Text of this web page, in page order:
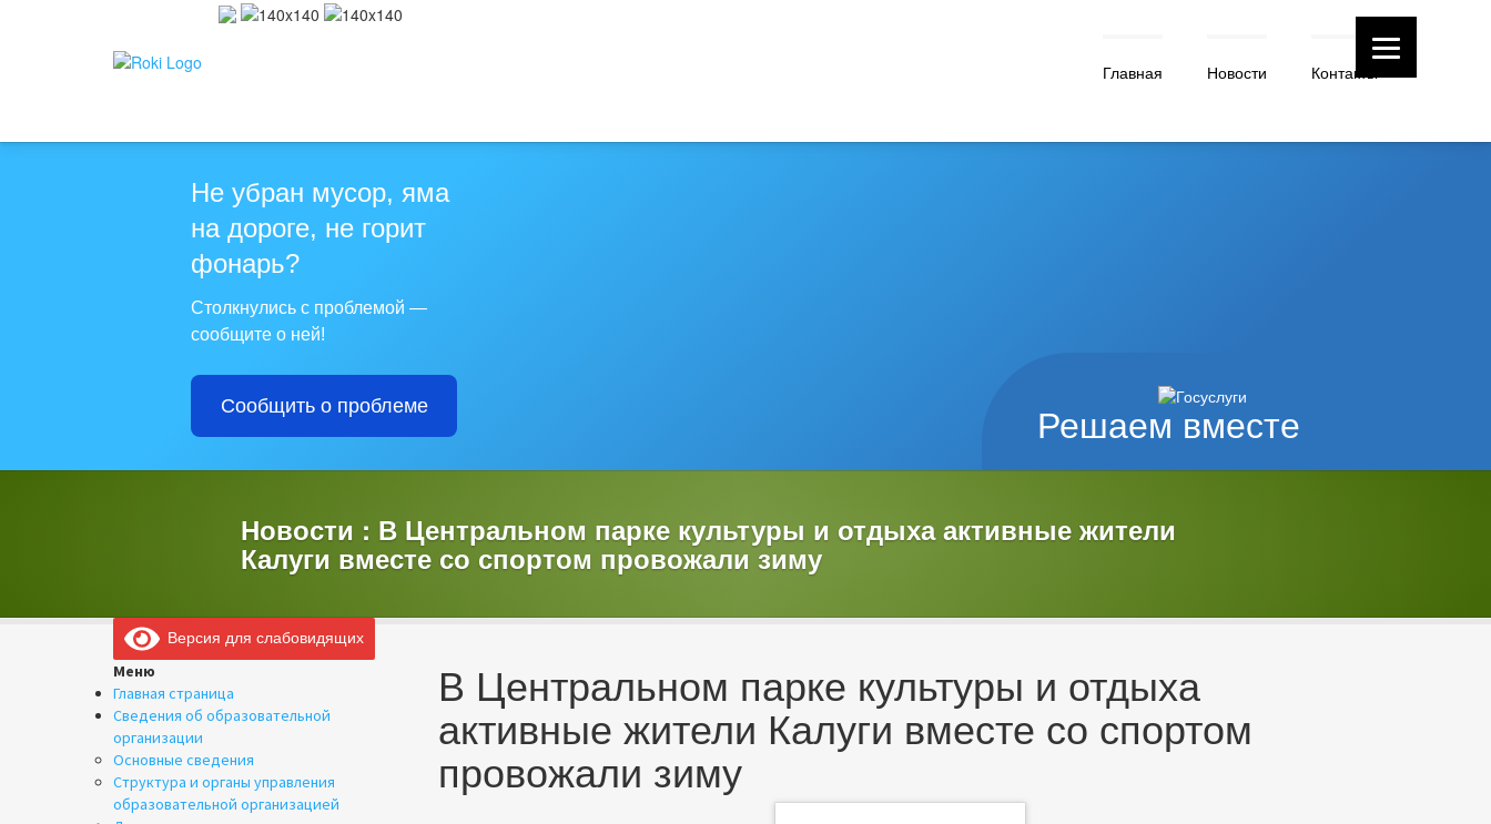
Главная Новости Контакты
Решаем вместе
Не убран мусор, яма
на дороге, не горит
фонарь?
Столкнулись с проблемой —
сообщите о ней!
Сообщить о проблеме
Новости : В Центральном парке культуры и отдыха активные жители
Калуги вместе со спортом провожали зиму
Версия для слабовидящих
Меню
Главная страница
Сведения об образовательной
организации
Основные сведения
Структура и органы управления
образовательной организацией
В Центральном парке культуры и отдыха
активные жители Калуги вместе со спортом
провожали зиму